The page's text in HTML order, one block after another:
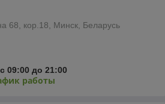
68, кор.18, Минск, Беларусь
09:00 до 21:00
работы